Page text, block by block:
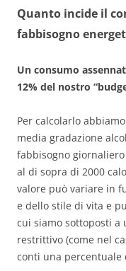
Quanto incide il
fabbisogno
Un consumo
12% del nostro
Per calcolarlo
media gradazione
fabbisogno
al di sopra di 2000
valore può variare in
e dello stile di vita e
cui siamo sottoposti a
restrittivo (come nel
conti una percentuale